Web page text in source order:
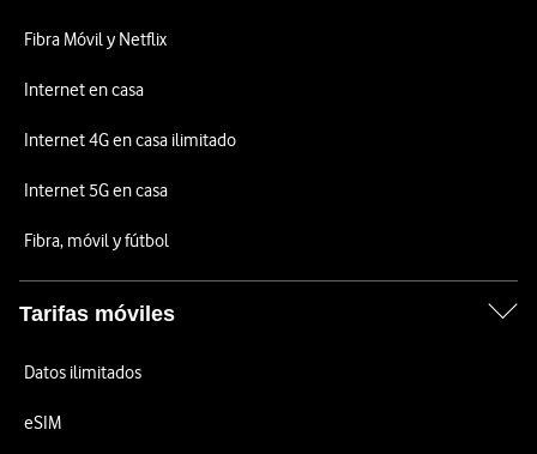
Fibra Móvil y Netflix
Internet en casa
Internet 4G en casa ilimitado
Internet 5G en casa
Fibra, móvil y fútbol
Tarifas móviles
Datos ilimitados
eSIM